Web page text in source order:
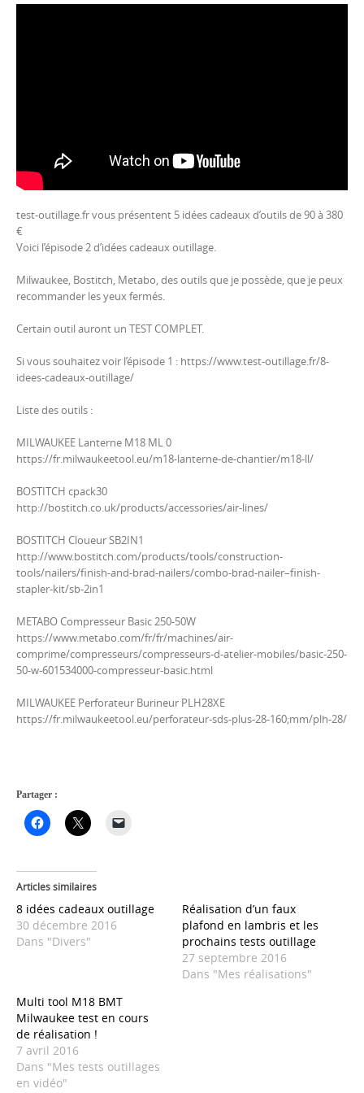
test-outillage.fr vous présentent 5 idées cadeaux d’outils de 90 à 380
€
Voici l’épisode 2 d’idées cadeaux outillage.
Milwaukee, Bostitch, Metabo, des outils que je possède, que je peux
recommander les yeux fermés.
Certain outil auront un TEST COMPLET.
Si vous souhaitez voir l’épisode 1 : https://www.test-outillage.fr/8-
idees-cadeaux-outillage/
Liste des outils :
MILWAUKEE Lanterne M18 ML 0
https://fr.milwaukeetool.eu/m18-lanterne-de-chantier/m18-ll/
BOSTITCH cpack30
http://bostitch.co.uk/products/accessories/air-lines/
BOSTITCH Cloueur SB2IN1
http://www.bostitch.com/products/tools/construction-
tools/nailers/finish-and-brad-nailers/combo-brad-nailer–finish-
stapler-kit/sb-2in1
METABO Compresseur Basic 250-50W
https://www.metabo.com/fr/fr/machines/air-
comprime/compresseurs/compresseurs-d-atelier-mobiles/basic-250-
50-w-601534000-compresseur-basic.html
MILWAUKEE Perforateur Burineur PLH28XE
https://fr.milwaukeetool.eu/perforateur-sds-plus-28-160;mm/plh-28/
Partager :
Articles similaires
8 idées cadeaux outillage
30 décembre 2016
Dans "Divers"
Réalisation d’un faux
plafond en lambris et les
prochains tests outillage
27 septembre 2016
Dans "Mes réalisations"
Multi tool M18 BMT
Milwaukee test en cours
de réalisation !
7 avril 2016
Dans "Mes tests outillages
en vidéo"